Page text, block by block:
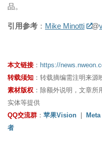
品。
引用参考 ： Mike Minotti @
本文链接 ： https://
转载须知 ：转载摘编需注明来源
素材版权 ：除额外说明，文章
实体等提供
QQ交流群 ： 苹果Vision
者